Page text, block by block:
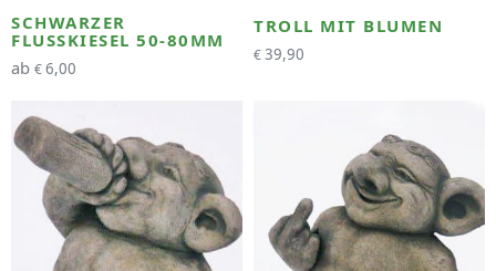
SCHWARZER
FLUSSKIESEL 50-80MM
ab €6,00
TROLL MIT BLUMEN
€39,90